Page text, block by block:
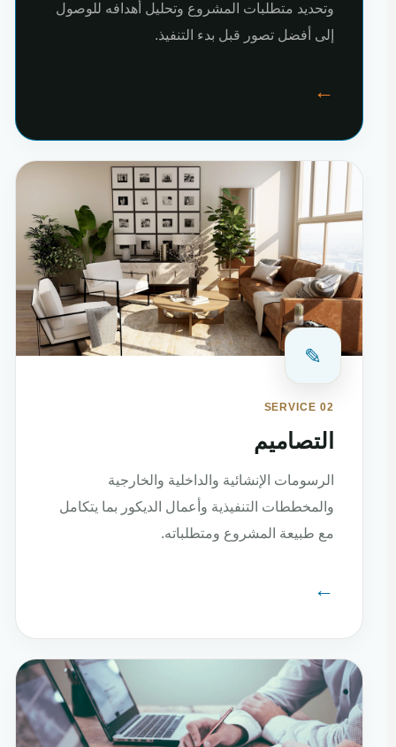
وتحديد متطلبات المشروع وتحليل أهدافه للوصول
إلى أفضل تصور قبل بدء التنفيذ.
←
✎
SERVICE 02
التصاميم
الرسومات الإنشائية والداخلية والخارجية
والمخططات التنفيذية وأعمال الديكور بما يتكامل
مع طبيعة المشروع ومتطلباته.
←